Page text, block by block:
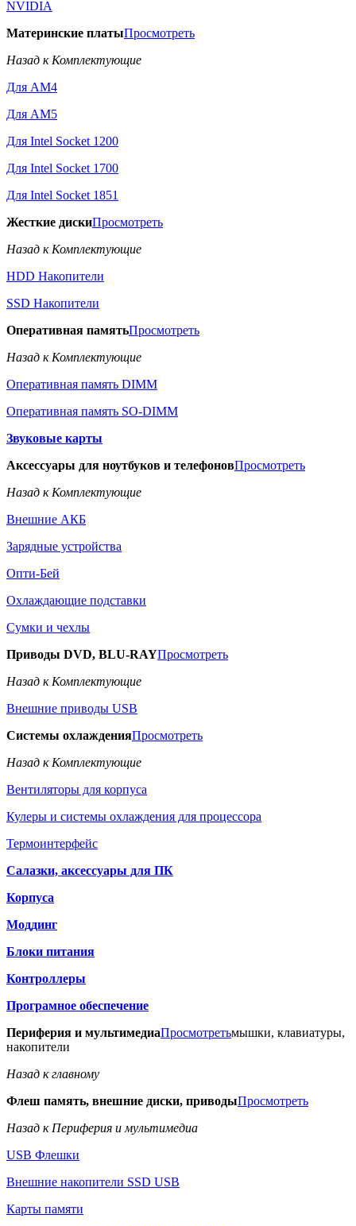
NVIDIA
Материнские платыПросмотреть
Назад к Комплектующие
Для AM4
Для AM5
Для Intel Socket 1200
Для Intel Socket 1700
Для Intel Socket 1851
Жесткие дискиПросмотреть
Назад к Комплектующие
HDD Накопители
SSD Накопители
Оперативная памятьПросмотреть
Назад к Комплектующие
Оперативная память DIMM
Оперативная память SO-DIMM
Звуковые карты
Аксессуары для ноутбуков и телефоновПросмотреть
Назад к Комплектующие
Внешние АКБ
Зарядные устройства
Опти-Бей
Охлаждающие подставки
Сумки и чехлы
Приводы DVD, BLU-RAYПросмотреть
Назад к Комплектующие
Внешние приводы USB
Системы охлажденияПросмотреть
Назад к Комплектующие
Вентиляторы для корпуса
Кулеры и системы охлаждения для процессора
Термоинтерфейс
Салазки, аксессуары для ПК
Корпуса
Моддинг
Блоки питания
Контроллеры
Програмное обеспечение
Периферия и мультимедиаПросмотретьмышки, клавиатуры,
накопители
Назад к главному
Флеш память, внешние диски, приводыПросмотреть
Назад к Периферия и мультимедиа
USB Флешки
Внешние накопители SSD USB
Карты памяти